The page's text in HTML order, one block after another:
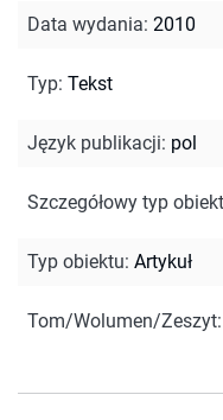
Data wydania: 2010
Typ: Tekst
Język publikacji: pol
Szczegółowy typ
Typ obiektu: Artykuł
Tom/Wolumen/Zeszyt: